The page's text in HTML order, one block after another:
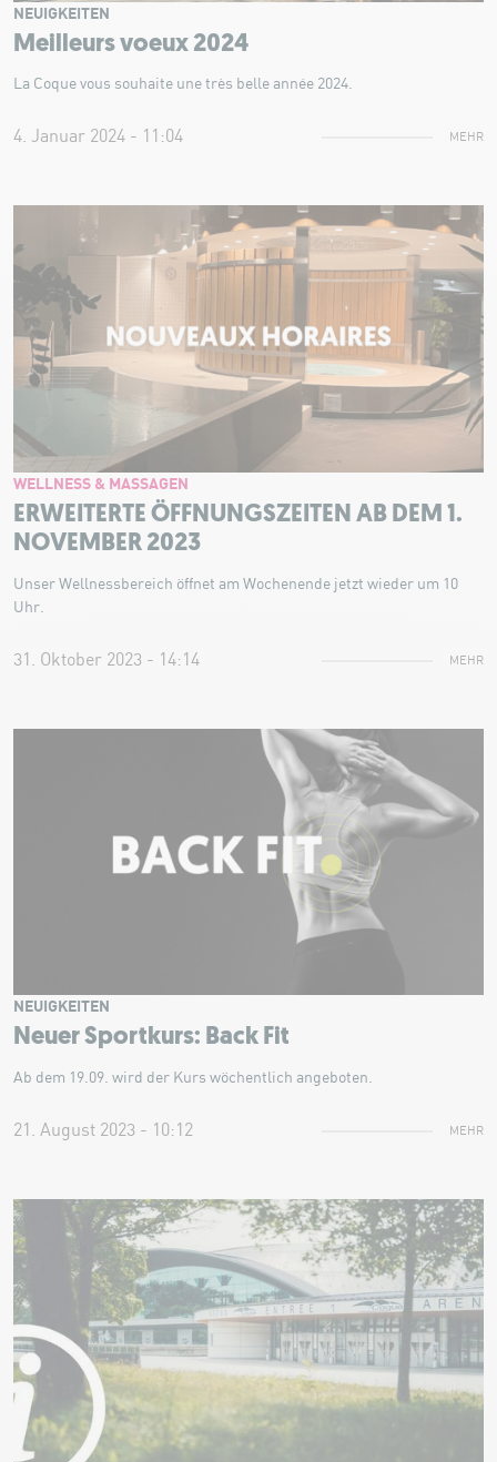
Meilleurs voeux 2024
NEUIGKEITEN
La Coque vous souhaite une très belle année 2024.
4. Januar 2024 - 11:04 MEHR
ERWEITERTE ÖFFNUNGSZEITEN AB DEM 1.
NOVEMBER 2023
WELLNESS & MASSAGEN
Unser Wellnessbereich öffnet am Wochenende jetzt wieder um 10
Uhr.
31. Oktober 2023 - 14:14 MEHR
Neuer Sportkurs: Back Fit
NEUIGKEITEN
Ab dem 19.09. wird der Kurs wöchentlich angeboten.
21. August 2023 - 10:12 MEHR